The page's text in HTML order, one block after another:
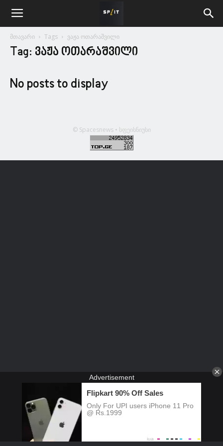
მთავარი Tags ვაჟა ოთარაშვილი
Tag: ვაჟა ოთარაშვილი
No posts to display
© Spacesnews • სფეისნიუსი